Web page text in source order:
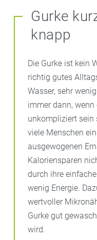
Gurke
knapp
Die Gurke ist kein
richtig gutes
Wasser, sehr
immer dann,
unkompliziert sein
viele Menschen
ausgewogenen
Kaloriensparen
durch ihre
wenig Energie.
wertvoller
Gurke gut
wird.